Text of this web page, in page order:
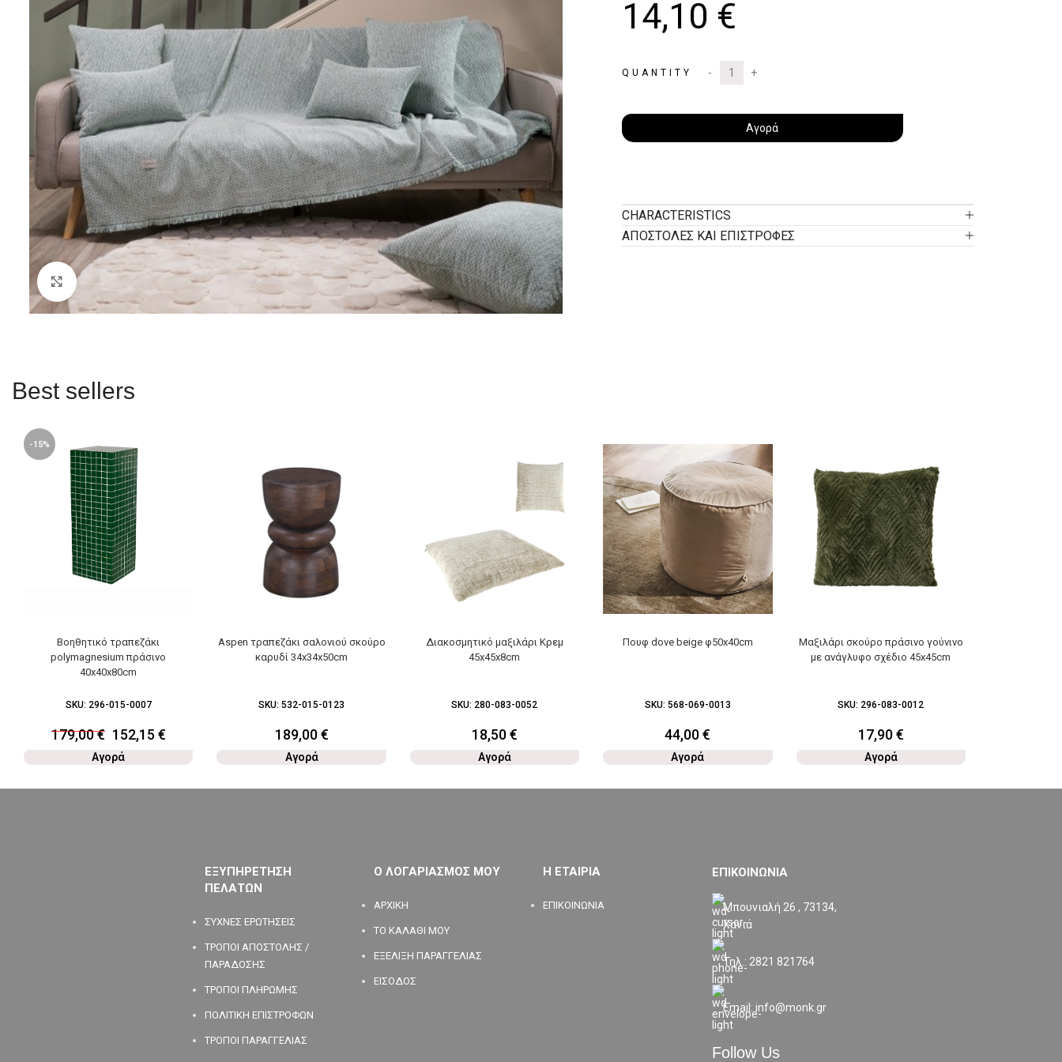
Click to enlarge
14,10 €
QUANTITY
Αγορά
CHARACTERISTICS
ΑΠΟΣΤΟΛΕΣ ΚΑΙ ΕΠΙΣΤΡΟΦΕΣ
Best sellers
-15%
Βοηθητικό τραπεζάκι
polymagnesium πράσινο
40x40x80cm
SKU: 296-015-0007
179,00€ 152,15€
Αγορά
Aspen τραπεζάκι σαλονιού σκούρο
καρυδί 34x34x50cm
SKU:532-015-0123
189,00€
Αγορά
Διακοσμητικό μαξιλάρι Κρεμ
45x45x8cm
SKU: 280-083-0052
18,50€
Αγορά
Πουφ dove beige φ50x40cm
SKU: 568-069-0013
44,00€
Αγορά
Μαξιλάρι σκούρο πράσινο γούνινο
με ανάγλυφο σχέδιο 45x45cm
SKU: 296-083-0012
17,90€
Αγορά
ΕΞΥΠΗΡΕΤΗΣΗ
ΠΕΛΑΤΩΝ
ΣΥΧΝΕΣ ΕΡΩΤΗΣΕΙΣ
ΤΡΟΠΟΙ ΑΠΟΣΤΟΛΗΣ /
ΠΑΡΑΔΟΣΗΣ
ΤΡΟΠΟΙ ΠΛΗΡΩΜΗΣ
ΠΟΛΙΤΙΚΗ ΕΠΙΣΤΡΟΦΩΝ
ΤΡΟΠΟΙ ΠΑΡΑΓΓΕΛΙΑΣ
Ο ΛΟΓΑΡΙΑΣΜΟΣ ΜΟΥ
ΑΡΧΙΚΗ
ΤΟ ΚΑΛΑΘΙ ΜΟΥ
ΕΞΕΛΙΞΗ ΠΑΡΑΓΓΕΛΙΑΣ
ΕΙΣΟΔΟΣ
Η ΕΤΑΙΡΙΑ
ΕΠΙΚΟΙΝΩΝΙΑ
ΕΠΙΚΟΙΝΩΝΙΑ
Μπουνιαλή 26 , 73134,
Χανιά
Τηλ.: 2821 821764
Email: info@monk.gr
Follow Us